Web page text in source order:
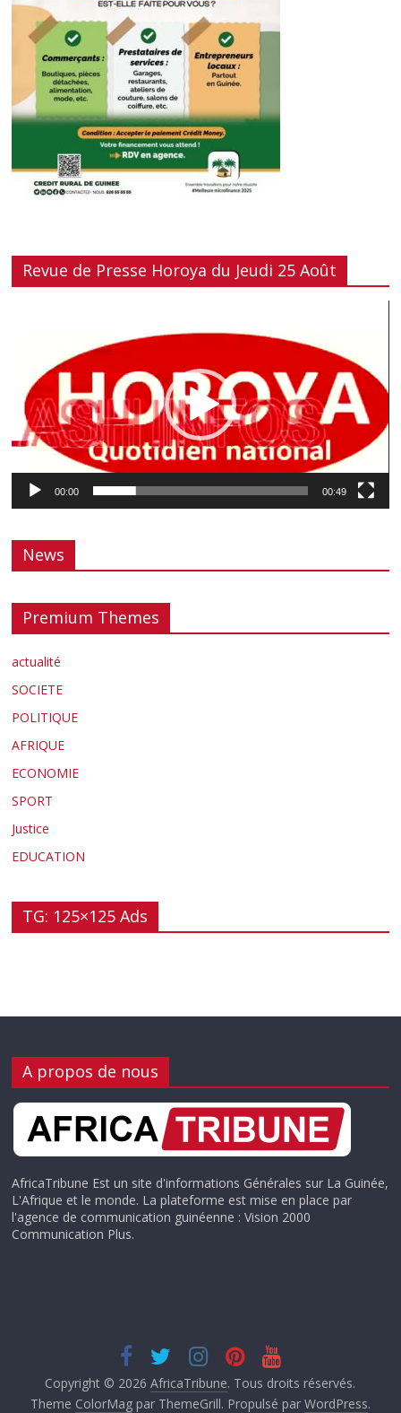
Revue de Presse Horoya du Jeudi 25 Août
00:00 00:49
News
Premium Themes
actualité
SOCIETE
POLITIQUE
AFRIQUE
ECONOMIE
SPORT
Justice
EDUCATION
TG: 125×125 Ads
A propos de nous
AfricaTribune Est un site d'informations Générales sur La Guinée,
L'Afrique et le monde. La plateforme est mise en place par
l'agence de communication guinéenne : Vision 2000
Communication Plus.
Copyright © 2026AfricaTribune. Tous droits réservés.
Theme ColorMagpar ThemeGrill. Propulsé par WordPress.